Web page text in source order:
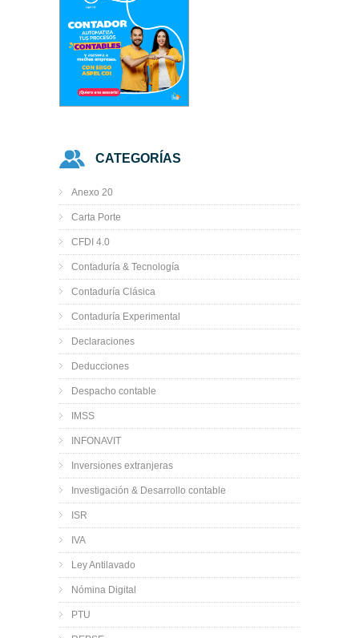
CATEGORÍAS
Anexo 20
Carta Porte
CFDI 4.0
Contaduría & Tecnología
Contaduría Clásica
Contaduría Experimental
Declaraciones
Deducciones
Despacho contable
IMSS
INFONAVIT
Inversiones extranjeras
Investigación & Desarrollo contable
ISR
IVA
Ley Antilavado
Nómina Digital
PTU